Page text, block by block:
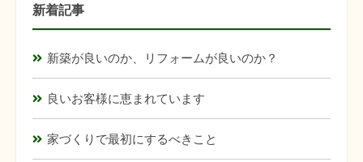
新着記事
新築が良いのか、リフォームが良いのか？
良いお客様に恵まれています
家づくりで最初にするべきこと